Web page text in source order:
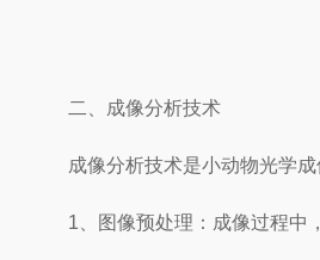
二、成像分析技术
成像分析技术是小动物光学成
1、图像预处理：成像过程中，